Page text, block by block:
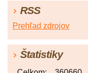
RSS
Prehľad zdrojov
Štatistiky